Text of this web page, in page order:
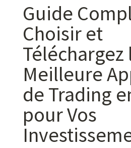
Guide
Choisir et
Téléchargez
Meilleure
de Trading
pour Vos